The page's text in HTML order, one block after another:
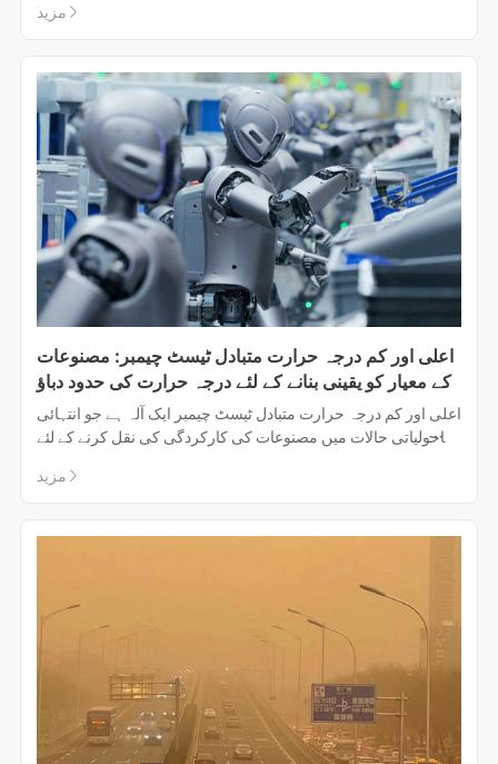
دھوپ کو چھڑکاتے ہوئے سمندری یا دیگر سنکنرن والے حالات کی
نقل کرتا ہے۔
مزید
اعلی اور کم درجہ حرارت متبادل ٹیسٹ چیمبر: مصنوعات
کے معیار کو یقینی بنانے کے لئے درجہ حرارت کی حدود دباؤ
اعلی اور کم درجہ حرارت متبادل ٹیسٹ چیمبر ایک آلہ ہے جو انتہائی
ماحولیاتی حالات میں مصنوعات کی کارکردگی کی نقل کرنے کے لئے
آٹوموٹو اور ایرو اسپیس جیسے صنعتوں میں لاگو ہوتا ہے۔
مزید